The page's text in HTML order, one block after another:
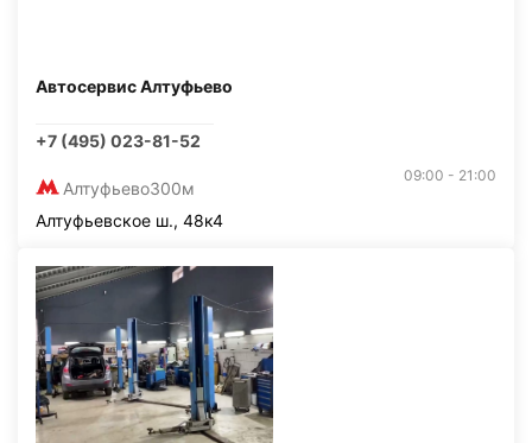
Автосервис Алтуфьево
+7 (495) 023-81-52
Алтуфьево300м
09:00 - 21:00
Алтуфьевское ш., 48к4